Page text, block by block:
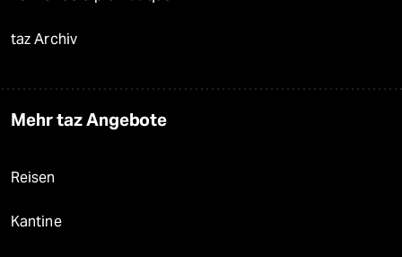
taz Archiv
Mehr taz Angebote
Reisen
Kantine